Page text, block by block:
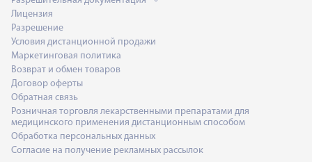
Лицензия
Разрешение
Условия дистанционной продажи
Маркетинговая политика
Возврат и обмен товаров
Договор оферты
Обратная связь
Розничная торговля лекарственными препаратами для
медицинского применения дистанционным способом
Обработка персональных данных
Согласие на получение рекламных рассылок